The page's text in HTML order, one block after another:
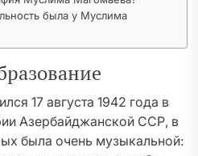
была у Муслима
17 августа 1942 года в
Азербайджанской ССР, в
была очень музыкальной: